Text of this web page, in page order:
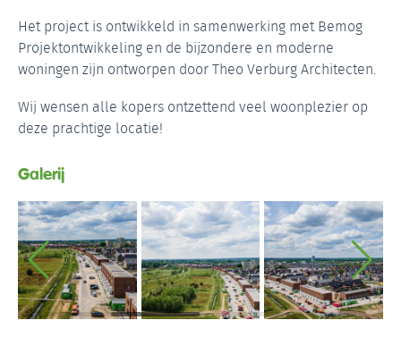
Het project is ontwikkeld in samenwerking met Bemog
Projektontwikkeling en de bijzondere en moderne
woningen zijn ontworpen door Theo Verburg Architecten.
Wij wensen alle kopers ontzettend veel woonplezier op
deze prachtige locatie!
Galerij